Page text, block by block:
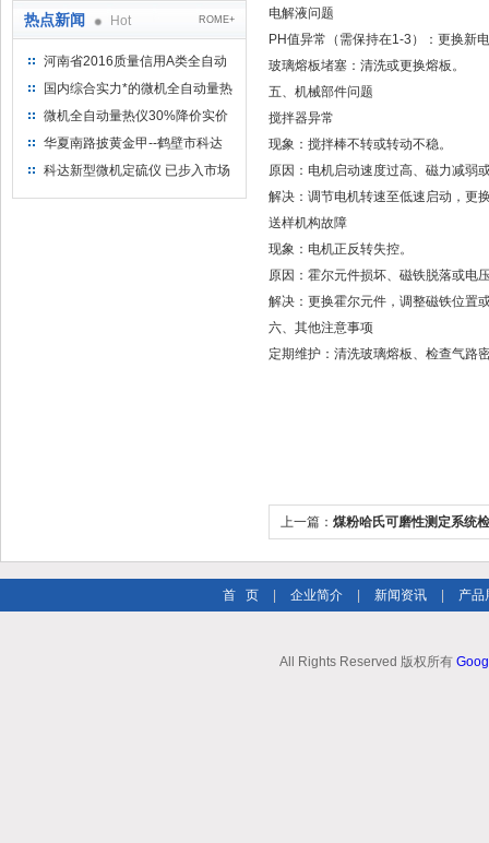
热点新闻 Hot ROME+
河南省2016质量信用A类全自动
量热仪
国内综合实力*的微机全自动量热
仪制造企业
微机全自动量热仪30%降价实价
出售
华夏南路披黄金甲--鹤壁市科达
仪器仪表有限公司
科达新型微机定硫仪 已步入市场
电解液问题
PH值异常（需保持在1-3）：更换新
玻璃熔板堵塞：清洗或更换熔板。
五、机械部件问题
搅拌器异常
现象：搅拌棒不转或转动不稳。
原因：电机启动速度过高、磁力减弱
解决：调节电机转速至低速启动，更
送样机构故障
现象：电机正反转失控。
原因：霍尔元件损坏、磁铁脱落或电
解决：更换霍尔元件，调整磁铁位置
六、其他注意事项
定期维护：清洗玻璃熔板、检查气路
上一篇： 煤粉哈氏可磨性测定系统
首 页 企业简介 新闻资讯 产品
All Rights Reserved 版权所有